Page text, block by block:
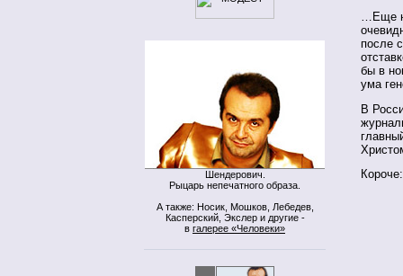
Шендерович.
Рыцарь непечатного образа.
А также: Носик, Мошков, Лебедев,
Касперский, Экслер и другие -
в галерее «Человеки»
…Еще
после
бы в
ума
В